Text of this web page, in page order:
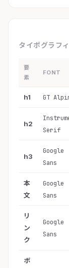
タイポグラフィ
要
素
FONT
h1 GT
h2
Serif
h3
Google
Sans
本
文
Google
Sans
リ
ン
ク
Google
Sans
ボ